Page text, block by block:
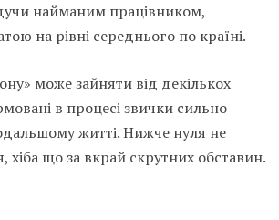
найманим працівником,
на рівні середнього по країні.
може зайняти від декількох
в процесі звички сильно
житті. Нижче нуля не
хіба що за вкрай скрутних обставин.